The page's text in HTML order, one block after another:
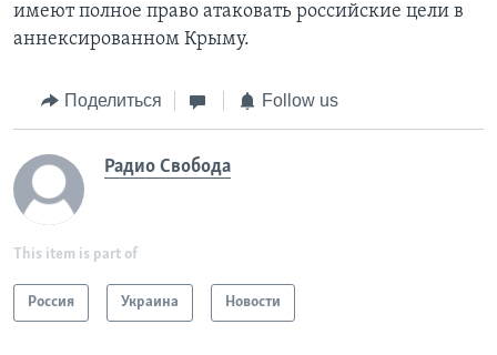
имеют полное право атаковать российские цели в
аннексированном Крыму.
Поделиться Follow us
Радио Свобода
This item is part of
Россия Украина Новости